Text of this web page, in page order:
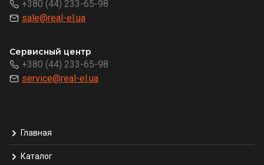
+380 (44) 233-65-98
sale@real-el.ua
Сервисный центр
+380 (44) 233-65-98
service@real-el.ua
Главная
Каталог